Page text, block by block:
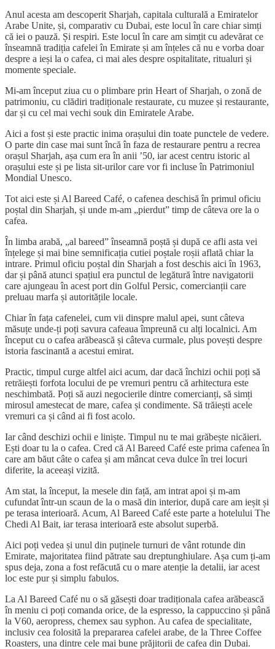
Anul acesta am descoperit Sharjah, capitala culturală a Emiratelor
Arabe Unite, și, comparativ cu Dubai, este locul în care chiar simți
că iei o pauză. Și respiri. Este locul în care am simțit cu adevărat ce
înseamnă tradiția cafelei în Emirate și am înțeles că nu e vorba doar
despre a ieși la o cafea, ci mai ales despre ospitalitate, ritualuri și
momente speciale.
Mi-am început ziua cu o plimbare prin Heart of Sharjah, o zonă de
patrimoniu, cu clădiri tradiționale restaurate, cu muzee și restaurante,
dar și cu cel mai vechi souk din Emiratele Arabe.
Aici a fost și este practic inima orașului din toate punctele de vedere.
O parte din case mai sunt încă în faza de restaurare pentru a recrea
orașul Sharjah, așa cum era în anii ’50, iar acest centru istoric al
orașului este și pe lista sit-urilor care vor fi incluse în Patrimoniul
Mondial Unesco.
Tot aici este și Al Bareed Café, o cafenea deschisă în primul oficiu
poștal din Sharjah, și unde m-am „pierdut” timp de câteva ore la o
cafea.
În limba arabă, „al bareed” înseamnă poștă și după ce afli asta vei
înțelege și mai bine semnificația cutiei poștale roșii aflată chiar la
intrare. Primul oficiu poștal din Sharjah a fost deschis aici în 1963,
dar și până atunci spațiul era punctul de legătură între navigatorii
care ajungeau în acest port din Golful Persic, comercianții care
preluau marfa și autoritățile locale.
Chiar în fața cafenelei, cum vii dinspre malul apei, sunt câteva
măsuțe unde-ți poți savura cafeaua împreună cu alți localnici. Am
început cu o cafea arăbească și câteva curmale, plus povești despre
istoria fascinantă a acestui emirat.
Practic, timpul curge altfel aici acum, dar dacă închizi ochii poți să
retrăiești forfota locului de pe vremuri pentru că arhitectura este
neschimbată. Poți să auzi negocierile dintre comercianți, să simți
mirosul amestecat de mare, cafea și condimente. Să trăiești acele
vremuri ca și când ai fi fost acolo.
Iar când deschizi ochii e liniște. Timpul nu te mai grăbește nicăieri.
Ești doar tu la o cafea. Cred că Al Bareed Café este prima cafenea în
care am băut câte o cafea și am mâncat ceva dulce în trei locuri
diferite, la aceeași vizită.
Am stat, la început, la mesele din față, am intrat apoi și m-am
cufundat într-un scaun de la o masă din interior, după care am ieșit și
pe terasa interioară. Acum, Al Bareed Café este parte a hotelului The
Chedi Al Bait, iar terasa interioară este absolut superbă.
Aici poți vedea și unul din puținele turnuri de vânt rotunde din
Emirate, majoritatea fiind pătrate sau dreptunghiulare. Așa cum ți-am
spus deja, zona a fost refăcută cu o mare atenție la detalii, iar acest
loc este pur și simplu fabulos.
La Al Bareed Café nu o să găsești doar tradiționala cafea arăbească
în meniu ci poți comanda orice, de la espresso, la cappuccino și până
la V60, aeropress, chemex sau syphon. Au cafea de specialitate,
inclusiv cea folosită la prepararea cafelei arabe, de la Three Coffee
Roasters, una dintre cele mai bune prăjitorii de cafea din Dubai.